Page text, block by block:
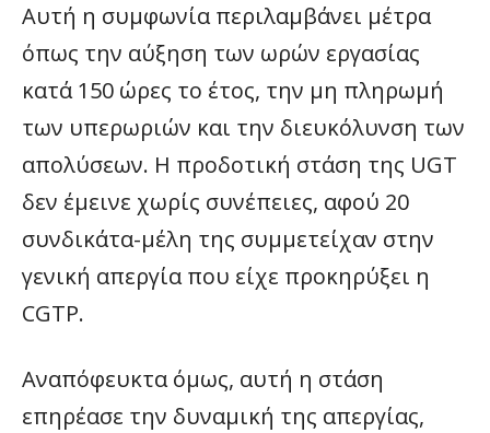
Αυτή η συμφωνία περιλαμβάνει μέτρα
όπως την αύξηση των ωρών εργασίας
κατά 150 ώρες το έτος, την μη πληρωμή
των υπερωριών και την διευκόλυνση των
απολύσεων. Η προδοτική στάση της UGT
δεν έμεινε χωρίς συνέπειες, αφού 20
συνδικάτα-μέλη της συμμετείχαν στην
γενική απεργία που είχε προκηρύξει η
CGTP.
Αναπόφευκτα όμως, αυτή η στάση
επηρέασε την δυναμική της απεργίας,